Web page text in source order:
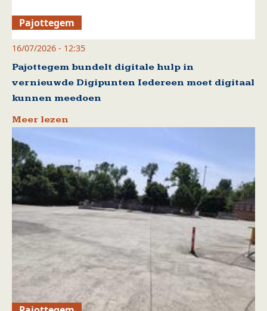
Pajottegem
16/07/2026 - 12:35
Pajottegem bundelt digitale hulp in
vernieuwde Digipunten Iedereen moet digitaal
kunnen meedoen
Meer lezen